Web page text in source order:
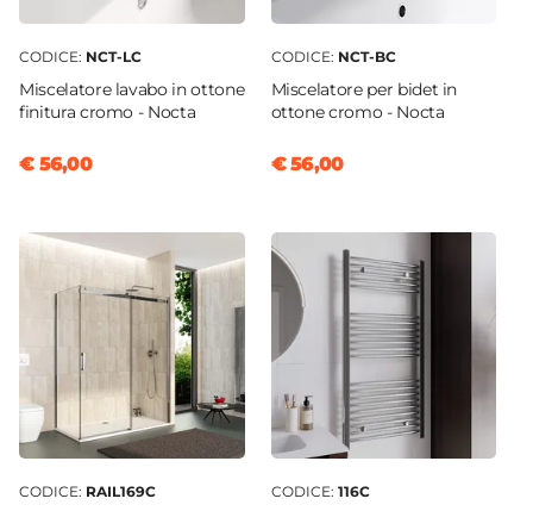
Kit Scarico
Non incluso
Caratteristiche Specchio
Specchio
Tipologia Specchio
Dimensione Specchio
60 x 75 cm
Orientamento
Applique
Non inclusa
CODICE: NCT-LC
Miscelatore lavabo in ottone
finitura cromo - Nocta
€ 56,00
CODICE: NCT-BC
Miscelatore per bidet in
ottone cromo - Nocta
€ 56,00
CODICE: RAIL169C CODICE: 116C